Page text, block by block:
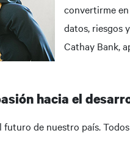
convertirme
datos, riesgos
Cathay Bank,
hacia el
futuro de nuestro país.